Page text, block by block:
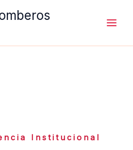
Institucional